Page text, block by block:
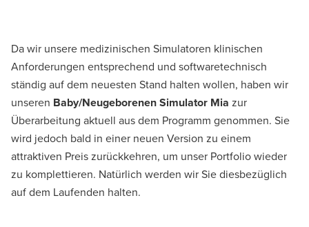
Da wir unsere medizinischen Simulatoren klinischen
Anforderungen entsprechend und softwaretechnisch
ständig auf dem neuesten Stand halten wollen, haben wir
unseren Baby/Neugeborenen Simulator Mia zur
Überarbeitung aktuell aus dem Programm genommen. Sie
wird jedoch bald in einer neuen Version zu einem
attraktiven Preis zurückkehren, um unser Portfolio wieder
zu komplettieren. Natürlich werden wir Sie diesbezüglich
auf dem Laufenden halten.